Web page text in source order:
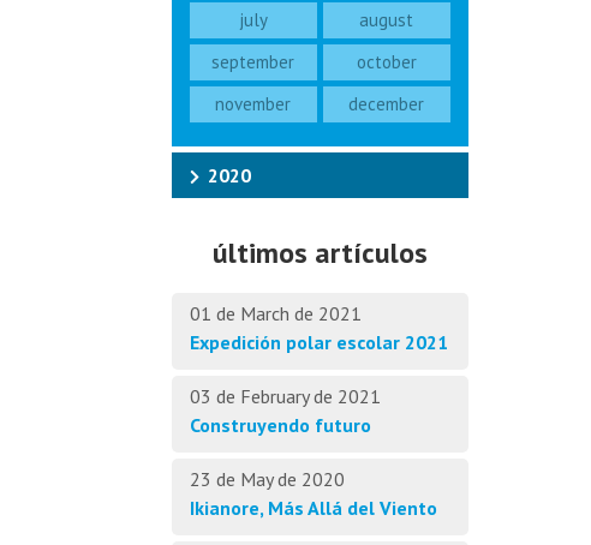
july
august
september
october
november
december
2020
últimos artículos
01 de March de 2021
Expedición polar escolar 2021
03 de February de 2021
Construyendo futuro
23 de May de 2020
Ikianore, Más Allá del Viento